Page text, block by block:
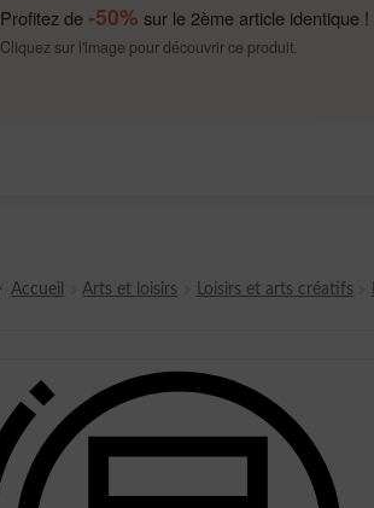
Profitez de-50% sur le 2ème article identique !
Cliquez sur l'image pour découvrir ce produit.
Accueil Arts et loisirs Loisirs et arts créatifs